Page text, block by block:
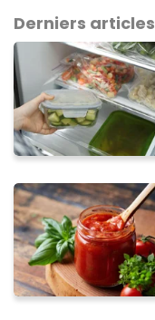
Derniers articles